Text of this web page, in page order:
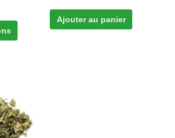
produit
Ajouter au panier
:
plusieurs
variations.